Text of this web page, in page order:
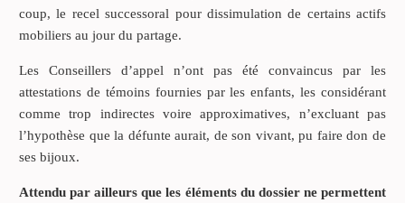
coup, le recel successoral pour dissimulation de certains actifs
mobiliers au jour du partage.
Les Conseillers d’appel n’ont pas été convaincus par les
attestations de témoins fournies par les enfants, les considérant
comme trop indirectes voire approximatives, n’excluant pas
l’hypothèse que la défunte aurait, de son vivant, pu faire don de
ses bijoux.
Attendu par ailleurs que les éléments du dossier ne permettent